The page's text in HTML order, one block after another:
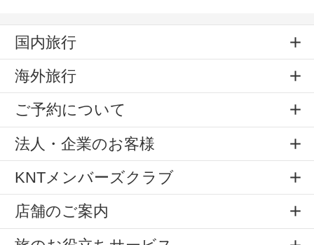
国内旅行
海外旅行
ご予約について
法人・企業のお客様
KNTメンバーズクラブ
店舗のご案内